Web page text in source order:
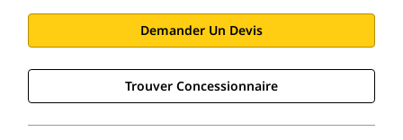
Demander Un Devis
Trouver Concessionnaire